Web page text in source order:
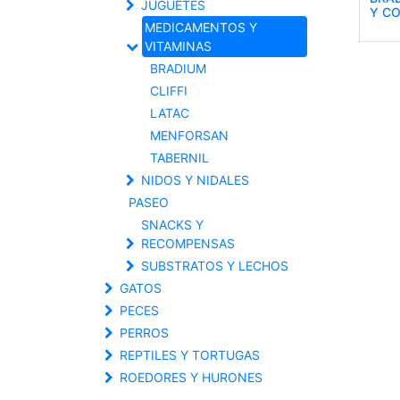
JUGUETES
MEDICAMENTOS Y
VITAMINAS
BRADIUM
CLIFFI
LATAC
MENFORSAN
TABERNIL
NIDOS Y NIDALES
PASEO
SNACKS Y
RECOMPENSAS
SUBSTRATOS Y LECHOS
GATOS
PECES
PERROS
REPTILES Y TORTUGAS
ROEDORES Y HURONES
Y